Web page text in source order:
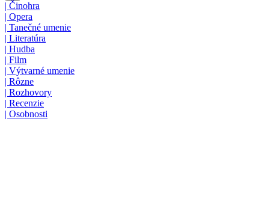
| Činohra
| Opera
| Tanečné umenie
| Literatúra
| Hudba
| Film
| Výtvarné umenie
| Rôzne
| Rozhovory
| Recenzie
| Osobnosti